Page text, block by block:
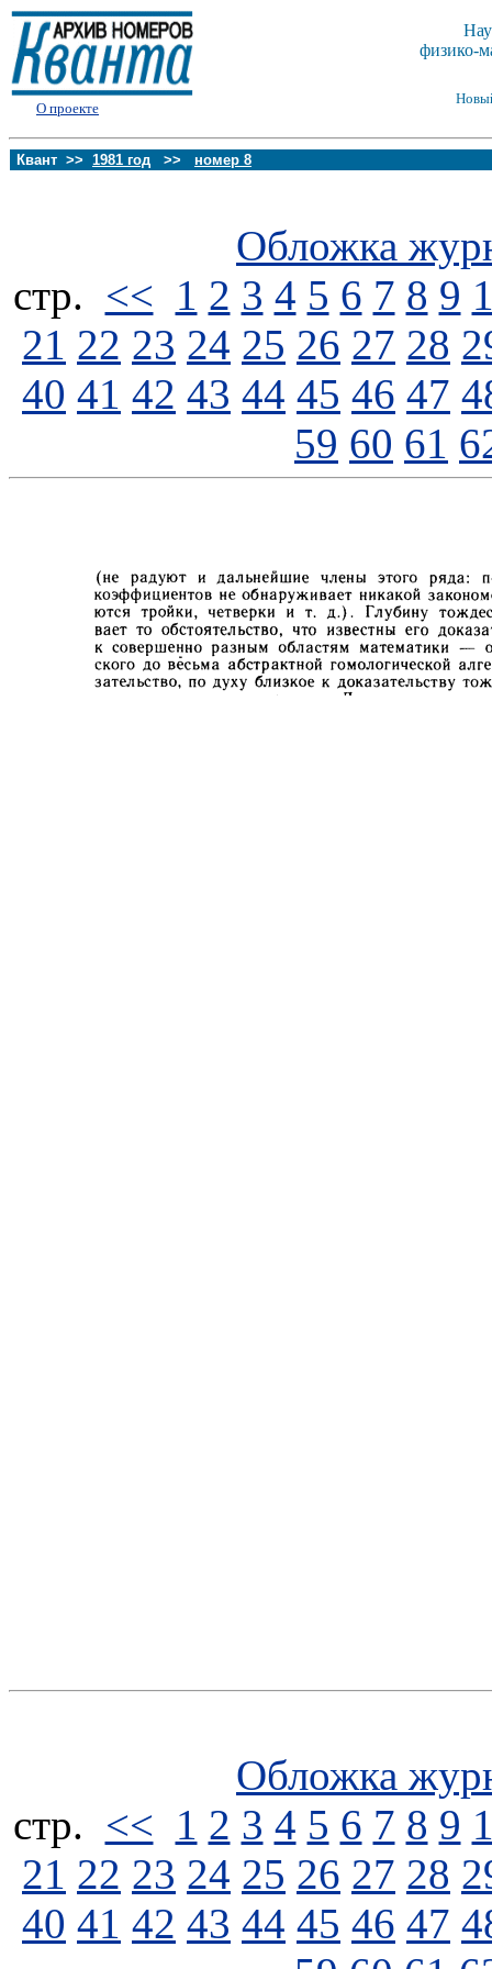
О проекте
физико-
Квант >> 1981 год >> номер 8
Обложка
стp. << 1 2 3 4 5 6 7 8 9
21 22 23 24 25 26 27 28
40 41 42 43 44 45 46 47
59 60 61
Обложка
стp. << 1 2 3 4 5 6 7 8 9
21 22 23 24 25 26 27 28
40 41 42 43 44 45 46 47